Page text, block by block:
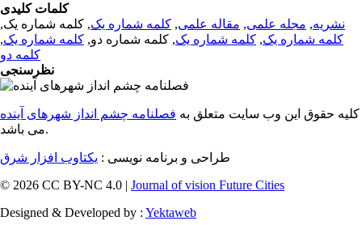
کلمات کلیدی
نشریه, مجله علمی, مقاله علمی, کلمه شماره یک, کلمه شماره یک,
کلمه شماره یک, کلمه شماره یک, کلمه شماره دو, کلمه شماره یک,
کلمه دو
نظرسنجی
کلیه حقوق این وب سایت متعلق به فصلنامه چشم انداز شهرهای آینده
می باشد.
طراحی و برنامه نویسی : یکتاوب افزار شرق
© 2026 CC BY-NC 4.0 | Journal of vision Future Cities
Designed & Developed by : Yektaweb